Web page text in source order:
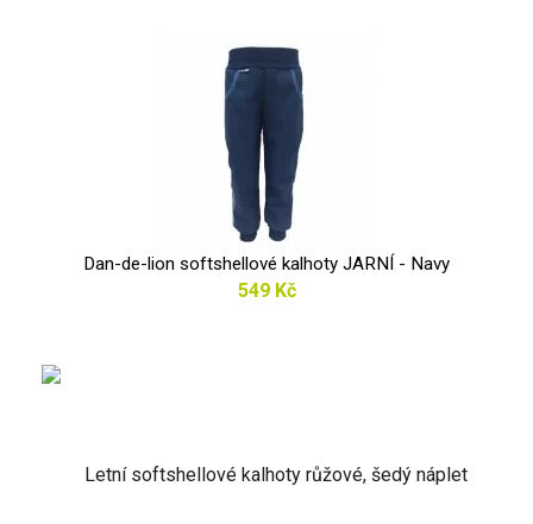
Dan-de-lion softshellové kalhoty JARNÍ - Navy
549 Kč